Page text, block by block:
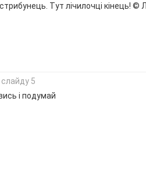
Тут лічилочці кінець! ©
5
і подумай